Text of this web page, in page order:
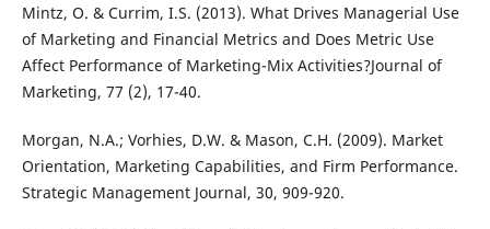
Mintz, O. & Currim, I.S. (2013). What Drives Managerial Use
of Marketing and Financial Metrics and Does Metric Use
Affect Performance of Marketing-Mix Activities?Journal of
Marketing, 77 (2), 17-40.
Morgan, N.A.; Vorhies, D.W. & Mason, C.H. (2009). Market
Orientation, Marketing Capabilities, and Firm Performance.
Strategic Management Journal, 30, 909-920.